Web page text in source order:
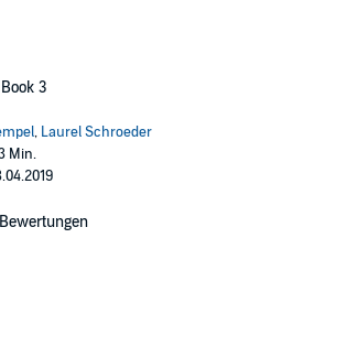
3
, Laurel Schroeder
Min.